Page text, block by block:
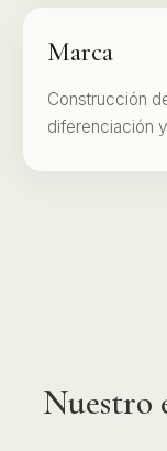
Marca
Construcción
diferenciación
Nuestro